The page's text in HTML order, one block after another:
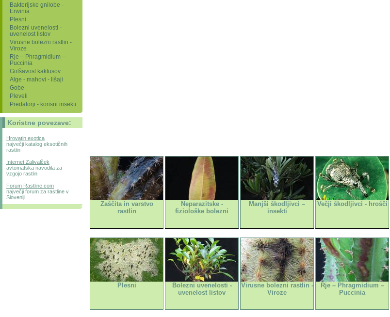
Zaščita in varstvo
rastlin
Neparazitske -
fiziološke bolezni
Manjši škodljivci –
insekti
Večji škodljivci - hrošči
Plesni
Bolezni uvenelosti -
uvenelost listov
Virusne bolezni rastlin -
Viroze
Rje – Phragmidium –
Puccinia
Bakterijske gnilobe -
Erwinia
Plesni
Bolezni uvenelosti -
uvenelost listov
Virusne bolezni rastlin -
Viroze
Rje – Phragmidium –
Puccinia
Golšavost kaktusov
Alge - mahovi - lišaji
Gobe
Pleveli
Predatorji - korisni insekti
Koristne povezave:
Hrovatin exotica
največji katalog eksotičnih
rastlin
Internet Zalivalček
avtomatska navodila za
vzgojo rastlin
Forum Rastline.com
največji forum za rastline v
Sloveniji